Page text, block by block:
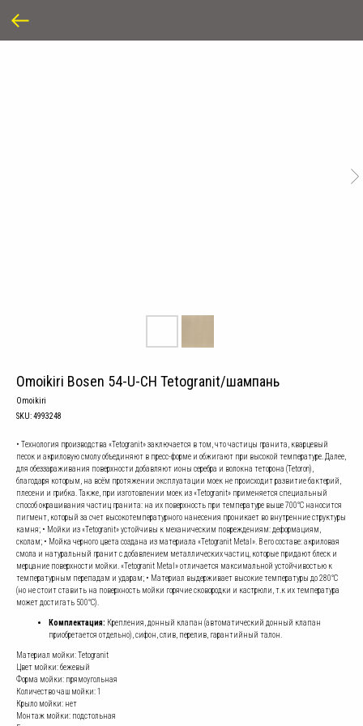
Omoikiri Bosen 54-U-CH Tetogranit/шампань
Omoikiri
SKU:4993248
• Технология производства «Tetogranit» заключается в том, что частицы гранита, кварцевый
песок и акриловую смолу объединяют в пресс-форме и обжигают при высокой температуре. Далее,
для обеззараживания поверхности добавляют ионы серебра и волокна теторона (Tetoron),
благодаря которым, на всём протяжении эксплуатации моек не происходит развитие бактерий,
плесени и грибка. Также, при изготовлении моек из «Tetogranit» применяется специальный
способ окрашивания частиц гранита: на их поверхность при температуре выше 700°С наносится
пигмент, который за счет высокотемпературного нанесения проникает во внутренние структуры
камня; • Мойки из «Tetogranit» устойчивы к механическим повреждениям: деформациям,
сколам; • Мойка черного цвета создана из материала «Tetogranit Metal». В его составе: акриловая
смола и натуральный гранит с добавлением металлических частиц, которые придают блеск и
мерцание поверхности мойки. «Tetogranit Metal» отличается максимальной устойчивостью к
температурным перепадам и ударам; • Материал выдерживает высокие температуры до 280°С
(но не стоит ставить на поверхность мойки горячие сковородки и кастрюли, т.к их температура
может достигать 500°С).
Комплектация: Крепления, донный клапан (автоматический донный клапан
приобретается отдельно), сифон, слив, перелив, гарантийный талон.
Материал мойки: Tetogranit
Цвет мойки: бежевый
Форма мойки: прямоугольная
Количество чаш мойки: 1
Крыло мойки: нет
Монтаж мойки: подстольная